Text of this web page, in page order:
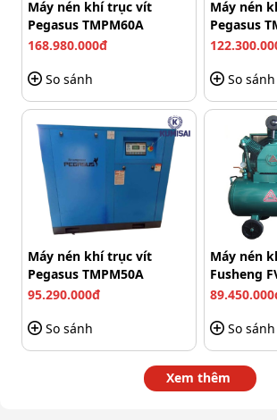
Ứng dụng của Fusheng FVA-50 trong
Phòng thí nghiệm: Hỗ trợ sấy
hành các hệ thống thiết bị phục vụ
các chuyên gia.
hành bằng khí trong các phòng
Máy nén khí trục vít
Pegasus TMPM60A
168.980.000đ
So sánh
Máy nén
Pegasus
So sánh
Máy nén khí trục vít
Pegasus TMPM50A
95.290.000đ
So sánh
Máy nén
Fusheng
So sánh
Xem thêm